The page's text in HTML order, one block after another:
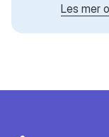
Les mer